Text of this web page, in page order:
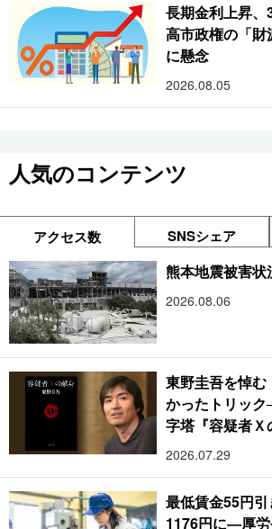
長期金利上昇
高市政権の「
に懸念
2026.08.05
人気のコンテンツ
アクセス数 SNSシェア
熊本地震被害状
2026.08.06
東野圭吾を悼
かったトリッ
字塔『容疑者
2026.07.29
最低賃金55円
1176円に―厚